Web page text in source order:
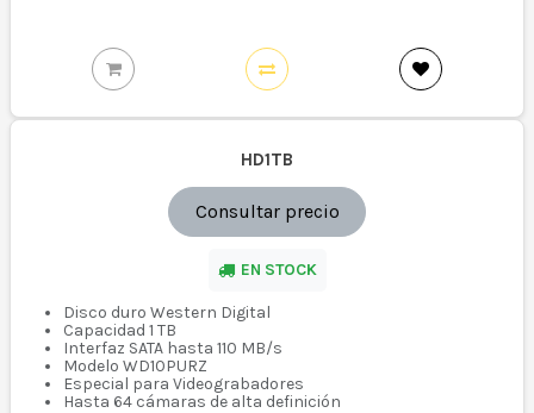
HD1TB
Consultar precio
EN STOCK
Disco duro Western Digital
Capacidad 1 TB
Interfaz SATA hasta 110 MB/s
Modelo WD10PURZ
Especial para Videograbadores
Hasta 64 cámaras de alta definición